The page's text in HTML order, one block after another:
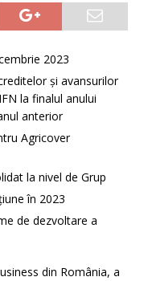
2023
și avansurilor
la finalul anului
anterior
Agricover
la nivel de Grup
în 2023
de dezvoltare a
din România, a